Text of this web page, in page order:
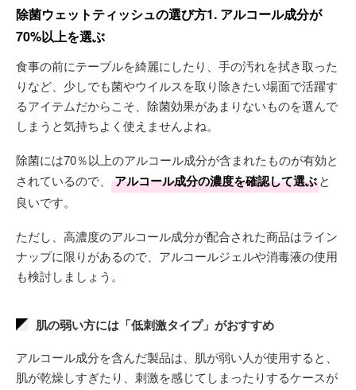
除菌ウェットティッシュの選び方1. アルコール成分が
70%以上を選ぶ
食事の前にテーブルを綺麗にしたり、手の汚れを拭き取った
りなど、少しでも菌やウイルスを取り除きたい場面で活躍す
るアイテムだからこそ、除菌効果があまりないものを選んで
しまうと気持ちよく使えませんよね。
除菌には70％以上のアルコール成分が含まれたものが有効と
されているので、
アルコール成分の濃度を確認して選ぶと
良いです。
ただし、高濃度のアルコール成分が配合された商品はライン
ナップに限りがあるので、アルコールジェルや消毒液の使用
も検討しましょう。
肌の弱い方には「低刺激タイプ」がおすすめ
アルコール成分を含んだ製品は、肌が弱い人が使用すると、
肌が乾燥しすぎたり、刺激を感じてしまったりするケースが